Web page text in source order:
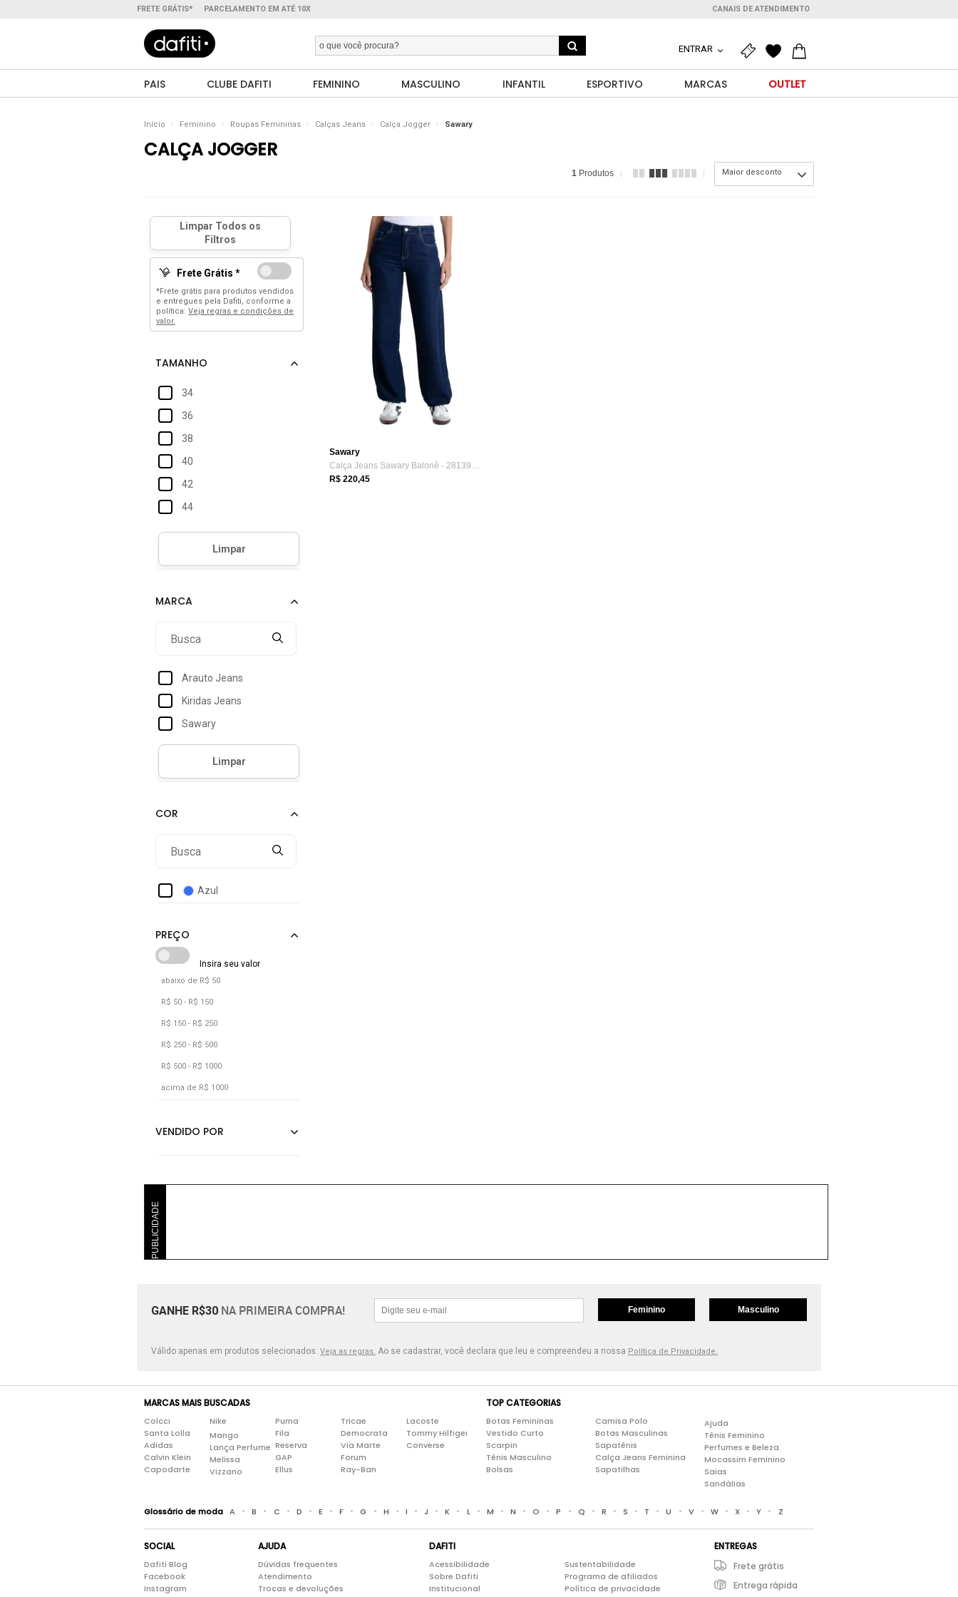
FRETE GRÁTIS* PARCELAMENTO EM ATÉ 10X CANAIS DE ATENDIMENTO
ENTRAR
PAIS CLUBE DAFITI FEMININO MASCULINO INFANTIL ESPORTIVO MARCAS OUTLET
Início Feminino Roupas Femininas Calças Jeans Calça Jogger Sawary
CALÇA JOGGER
1 Produtos Maior desconto
Frete Grátis *
*Frete grátis para produtos vendidos
e entregues pela Dafiti, conforme a
política: Veja regras e condições de
valor.
34
36
38
40
42
44
46
Arauto Jeans
Kiridas Jeans
Sawary
Azul
abaixo de R$ 50
R$ 50 - R$ 150
R$ 150 - R$ 250
R$ 250 - R$ 500
R$ 500 - R$ 1000
acima de R$ 1000
Sawary
Calça Jeans Sawary Balonê - 281394 - Azu...
R$ 220,45
PUBLICIDADE
GANHE R$30 NA PRIMEIRA COMPRA! Feminino Masculino
Válido apenas em produtos selecionados. Veja as regras. Ao se cadastrar, você declara que leu e compreendeu a nossa Política de Privacidade.
MARCAS MAIS BUSCADAS
Colcci
Santa Lolla
Adidas
Calvin Klein
Capodarte
Nike
Mango
Lança Perfume
Melissa
Vizzano
Puma
Fila
Reserva
GAP
Ellus
Tricae
Democrata
Via Marte
Forum
Ray-Ban
Lacoste
Tommy Hilfiger
Converse
TOP CATEGORIAS
Botas Femininas
Vestido Curto
Scarpin
Tênis Masculino
Bolsas
Camisa Polo
Botas Masculinas
Sapatênis
Calça Jeans Feminina
Sapatilhas
Ajuda
Tênis Feminino
Perfumes e Beleza
Mocassim Feminino
Saias
Sandálias
Glossário de moda A • B • C • D • E • F • G • H • I • J • K • L • M • N • O • P • Q • R • S • T • U • V • W • X • Y • Z
SOCIAL
Dafiti Blog
Facebook
Instagram
AJUDA
Dúvidas frequentes
Atendimento
Trocas e devoluções
DAFITI
Acessibilidade
Sobre Dafiti
Institucional
Sustentabilidade
Programa de afiliados
Política de privacidade
ENTREGAS
Frete grátis
Entrega rápida